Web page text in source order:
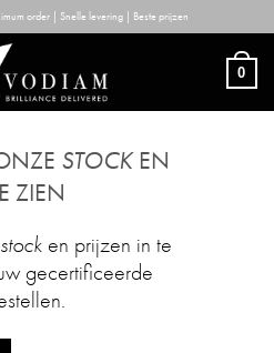
order | Snelle levering | Beste prijzen
0
STOCKEN
ZIEN
stock en prijzen in te
gecertificeerde